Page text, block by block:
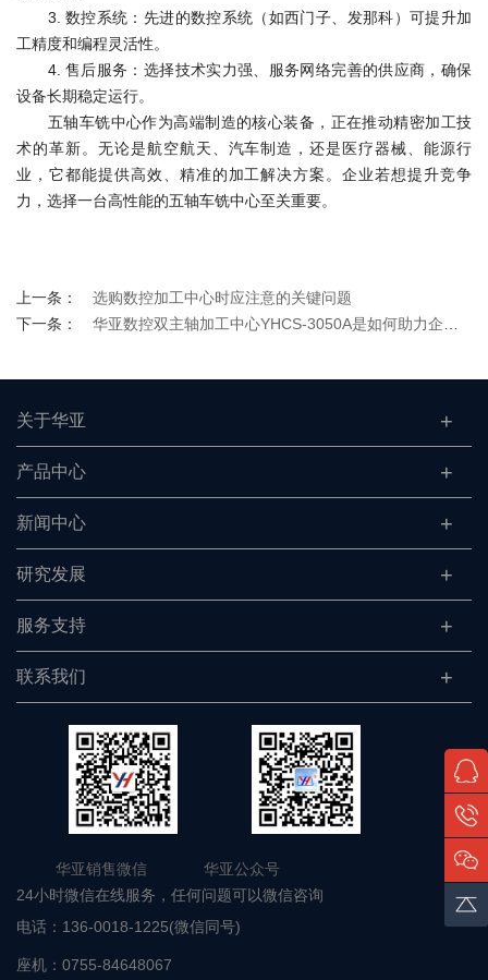
3. 数控系统：先进的数控系统（如西门子、发那科）可提升加
工精度和编程灵活性。
4. 售后服务：选择技术实力强、服务网络完善的供应商，确保
设备长期稳定运行。
五轴车铣中心作为高端制造的核心装备，正在推动精密加工技
术的革新。无论是航空航天、汽车制造，还是医疗器械、能源行
业，它都能提供高效、精准的加工解决方案。企业若想提升竞争
力，选择一台高性能的五轴车铣中心至关重要。
上一条：
选购数控加工中心时应注意的关键问题
下一条：
华亚数控双主轴加工中心YHCS-3050A是如何助力企业降本增效的？
关于华亚
产品中心
新闻中心
研究发展
服务支持
联系我们
华亚销售微信 华亚公众号
24小时微信在线服务，任何问题可以微信咨询
电话： 136-0018-1225(微信同号)
座机： 0755-84648067